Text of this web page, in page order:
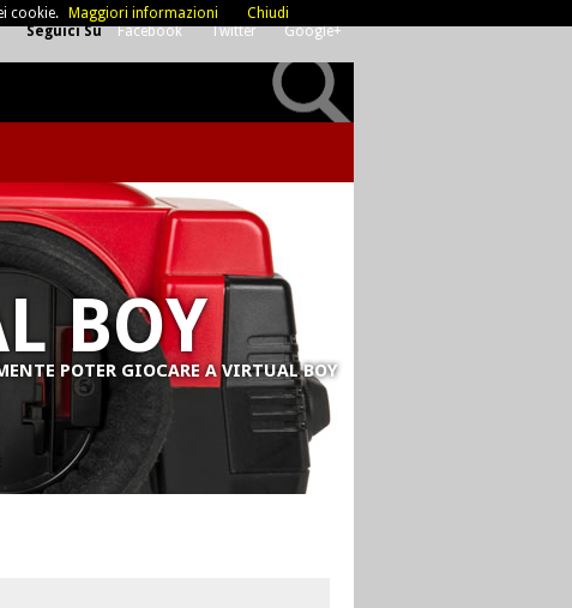
Seguici Su Facebook Twitter Google+
BOY
POTER GIOCARE A VIRTUAL BOY
cookie. Maggiori informazioni Chiudi